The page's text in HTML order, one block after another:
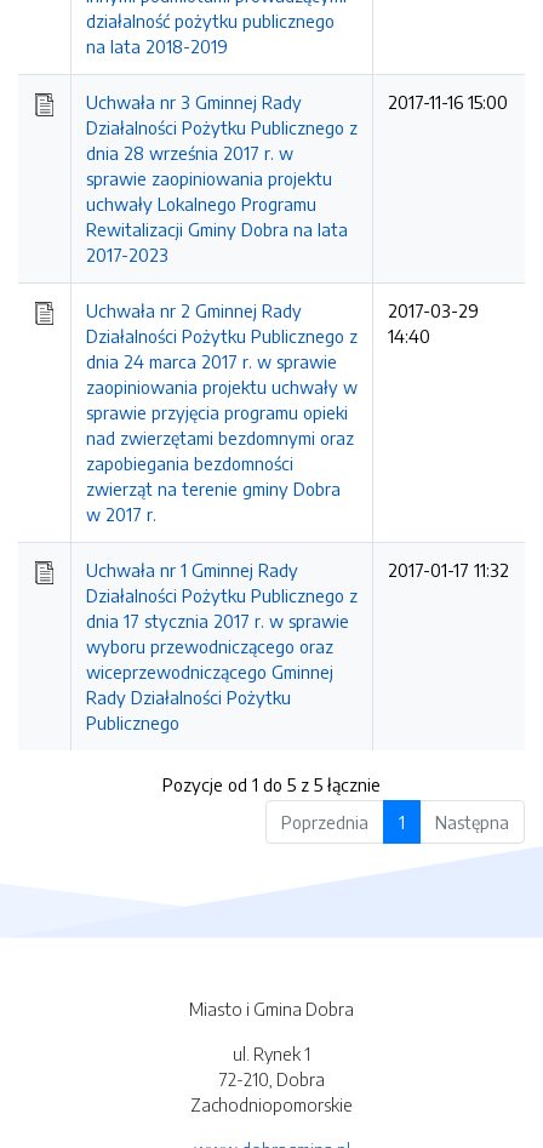
działalność pożytku publicznego
na lata 2018-2019
Uchwała nr 3 Gminnej Rady
Działalności Pożytku Publicznego z
dnia 28 września 2017 r. w
sprawie zaopiniowania projektu
uchwały Lokalnego Programu
Rewitalizacji Gminy Dobra na lata
2017-2023
2017-11-16 15:00
Uchwała nr 2 Gminnej Rady
Działalności Pożytku Publicznego z
dnia 24 marca 2017 r. w sprawie
zaopiniowania projektu uchwały w
sprawie przyjęcia programu opieki
nad zwierzętami bezdomnymi oraz
zapobiegania bezdomności
zwierząt na terenie gminy Dobra
w 2017 r.
2017-03-29
14:40
Uchwała nr 1 Gminnej Rady
Działalności Pożytku Publicznego z
dnia 17 stycznia 2017 r. w sprawie
wyboru przewodniczącego oraz
wiceprzewodniczącego Gminnej
Rady Działalności Pożytku
Publicznego
2017-01-17 11:32
Pozycje od 1 do 5 z 5 łącznie
Poprzednia
1 Następna
Miasto i Gmina Dobra
ul. Rynek 1
72-210, Dobra
Zachodniopomorskie